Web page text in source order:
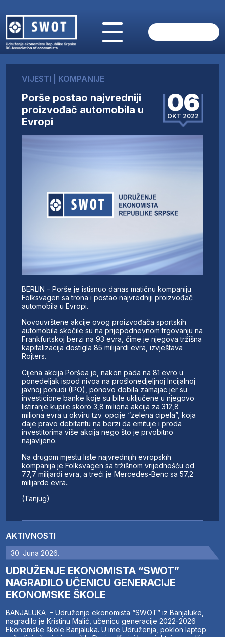
O NAMA
AKTUELNO
ANALIZE
KOMPANIJE
FINANSIJE
UČLANI SE
AKTIVNOSTI
30. Juna 2026.
UDRUŽENJE EKONOMISTA “SWOT”
NAGRADILO UČENICU GENERACIJE
EKONOMSKE ŠKOLE
BANJALUKA – Udruženje ekonomista “SWOT” iz Banjaluke,
nagradilo je Kristinu Malić, učenicu generacije 2022-2026
Ekonomske škole Banjaluka. U ime Udruženja, poklon laptop
VIJESTI KOMPANIJE
Porše postao najvredniji
proizvođač automobila u
Evropi
06
OKT 2022
BERLIN – Porše je istisnuo danas matičnu kompaniju
Folksvagen sa trona i postao najvredniji proizvođač
automobila u Evropi.
Novouvrštene akcije ovog proizvođača sportskih
automobila skočile su na prijepodnevnom trgovanju na
Frankfurtskoj berzi na 93 evra, čime je njegova tržišna
kapitalizacija dostigla 85 milijardi evra, izvještava
Rojters.
Cijena akcija Poršea je, nakon pada na 81 evro u
ponedeljak ispod nivoa na prošlonedjeljnoj Incijalnoj
javnoj ponudi (IPO), ponovo dobila zamajac jer su
investicione banke koje su bile uključene u njegovo
listiranje kupile skoro 3,8 miliona akcija za 312,8
miliona evra u okviru tzv. opcije “zelena cipela”, koja
daje pravo debitantu na berzi da emituje i proda
investitorima više akcija nego što je prvobitno
najavljeno.
Na drugom mjestu liste najvrednijih evropskih
kompanija je Folksvagen sa tržišnom vrijednošću od
77,7 milijardi evra, a treći je Mercedes-Benc sa 57,2
milijarde evra..
(Tanjug)